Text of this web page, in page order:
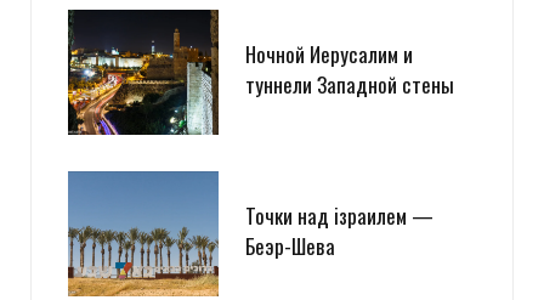
Ночной Иерусалим и
туннели Западной стены
Точки над iзраилем —
Беэр-Шева